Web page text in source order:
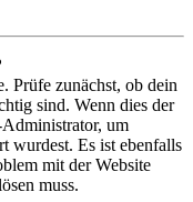
Prüfe zunächst, ob dein
sind. Wenn dies der
um
wurdest. Es ist ebenfalls
mit der Website
muss.